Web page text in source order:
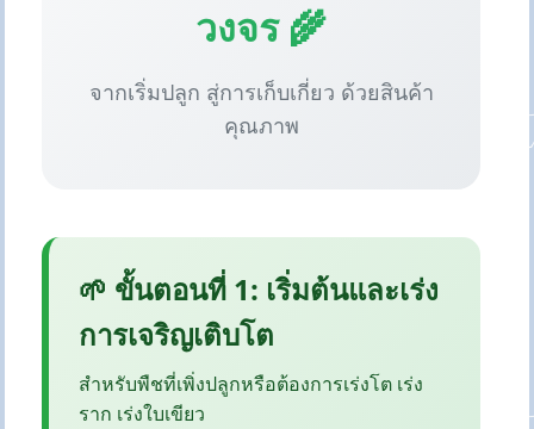
วงจร 🌾
จากเริ่มปลูก สู่การเก็บเกี่ยว ด้วยสินค้า
คุณภาพ
🌱 ขั้นตอนที่ 1: เริ่มต้นและเร่ง
การเจริญเติบโต
สำหรับพืชที่เพิ่งปลูกหรือต้องการเร่งโต เร่ง
ราก เร่งใบเขียว